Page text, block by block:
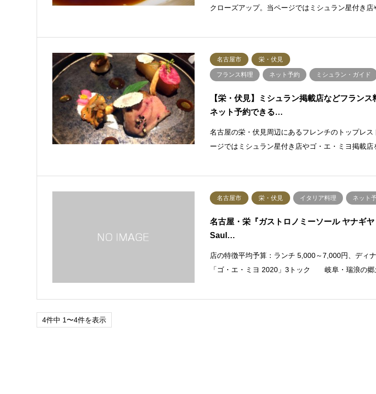
クローズアップ。当ページではミシュラン星付き店
名古屋市 栄・伏見
フランス料理 ネット予約 ミシュラン・ガイド
【栄・伏見】ミシュラン掲載店などフランス
ネット予約できる…
名古屋の栄・伏見周辺にあるフレンチのトップレ
ージではミシュラン星付き店やゴ・エ・ミヨ掲載店
名古屋市 栄・伏見 イタリア料理 ネット
名古屋・栄『ガストロノミーソール ヤナギ
Saul…
店の特徴平均予算：ランチ 5,000～7,000円、ディ
「ゴ・エ・ミヨ 2020」3トック 岐阜・瑞浪の郷
4件中 1〜4件を表示